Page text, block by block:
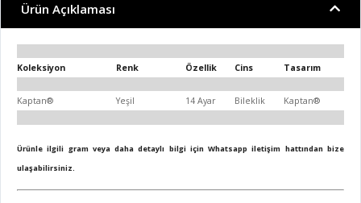
Ürün Açıklaması
Koleksiyon Renk Özellik Cins Tasarım
Kaptan® Yeşil 14 Ayar Bileklik Kaptan®
Ürünle ilgili gram veya daha detaylı bilgi için Whatsapp iletişim hattından bize
ulaşabilirsiniz.